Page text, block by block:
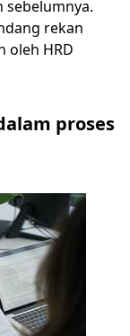
sebelumnya.
rekan
oleh HRD
proses